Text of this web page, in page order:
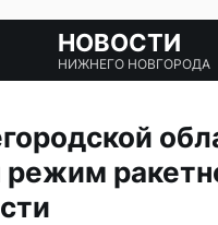
НОВОСТИ
НИЖНЕГО НОВГОРОДА
режим